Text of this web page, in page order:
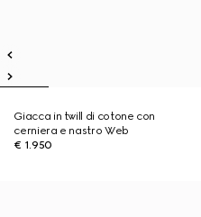
Giacca in twill di cotone con
cerniera e nastro Web
€ 1.950